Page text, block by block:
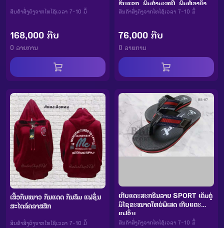
ສິນຄ້າສັ່ງຕົງຈາກໄທໄຊ້ເວລາ 7-10 ມື້
168,000 ກີບ
0 ລາຍການ
ຮັບແຂກ, ພົມກຳມະຫຍີ່, ພົມຫ້ອງນັ່ງ
ຫຼິ້ນ, ພົມ 3 ມິຕິ, ພົມຂົນນຸ່ມ ແລະ ພົມປູ
ສິນຄ້າສັ່ງຕົງຈາກໄທໄຊ້ເວລາ 7-10 ມື້
76,000 ກີບ
0 ລາຍການ
ເສື້ອກັນໜາວ ກັນແດດ ກັນລົມ ແຟຊັ່ນ
ສະໄຕລ໌ຄລາສສິກ
ສິນຄ້າສັ່ງຕົງຈາກໄທໄຊ້ເວລາ 7-10 ມື້
ເກີບແຕະສະກຣີນລາຍ SPORT ເຕັມຄູ່
ມີໄຊຂະໜາດໃຫຍ່ພິເສດ ເກີບແຕະ
ແຟຊັ່ນ
ສິນຄ້າສັ່ງຕົງຈາກໄທໄຊ້ເວລາ 7-10 ມື້